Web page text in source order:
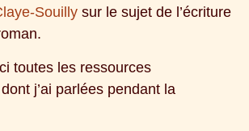
Souilly sur le sujet de l’écriture
toutes les ressources
j’ai parlées pendant la